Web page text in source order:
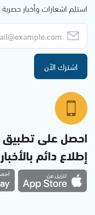
استلم اشعارات وأخبار
اشترك الآن
احصل على
إطلاع دائم